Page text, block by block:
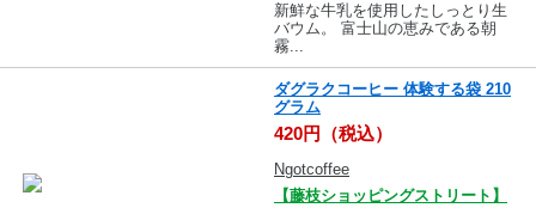
新鮮な牛乳を使用したしっとり生
バウム。 富士山の恵みである朝
霧...
ダグラクコーヒー 体験する袋 210
グラム
420円（税込）
Ngotcoffee
【藤枝ショッピングストリート】